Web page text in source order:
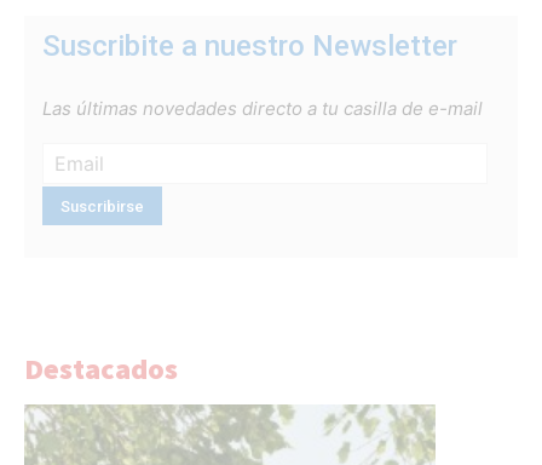
Suscribite a nuestro Newsletter
Las últimas novedades directo a tu casilla de e-mail
Destacados